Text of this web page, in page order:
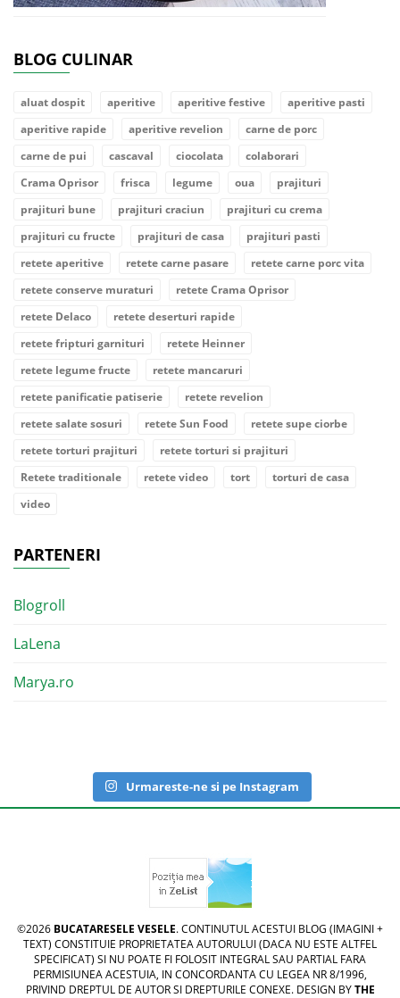
BLOG CULINAR
aluat dospit aperitive aperitive festive
aperitive pasti
aperitive rapide
aperitive revelion
carne de porc
carne de pui
cascaval ciocolata
colaborari
Crama Oprisor
frisca legume oua
prajituri
prajituri bune
prajituri craciun
prajituri cu crema
prajituri cu fructe
prajituri de casa
prajituri pasti
retete aperitive
retete carne pasare
retete carne porc vita
retete conserve muraturi
retete Crama Oprisor
retete Delaco
retete deserturi rapide
retete fripturi garnituri
retete Heinner
retete legume fructe
retete mancaruri
retete panificatie patiserie
retete revelion
retete salate sosuri
retete Sun Food
retete supe ciorbe
retete torturi prajituri
retete torturi si prajituri
Retete traditionale
retete video tort
torturi de casa
video
PARTENERI
Blogroll
LaLena
Marya.ro
Urmareste-ne si pe Instagram
©2026 BUCATARESELE VESELE. CONTINUTUL ACESTUI BLOG (IMAGINI +
TEXT) CONSTITUIE PROPRIETATEA AUTORULUI (DACA NU ESTE ALTFEL
SPECIFICAT) SI NU POATE FI FOLOSIT INTEGRAL SAU PARTIAL FARA
PERMISIUNEA ACESTUIA, IN CONCORDANTA CU LEGEA NR 8/1996,
PRIVIND DREPTUL DE AUTOR SI DREPTURILE CONEXE. DESIGN BYTHE